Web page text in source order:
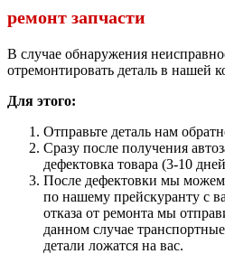
ремонт запчасти
В случае обнаружения
отремонтировать деталь в нашей
Для этого:
Отправьте деталь нам
Сразу после получения
дефектовка товара (3-10
После дефектовки мы можем
по нашему прейскуранту с
отказа от ремонта мы
данном случае
детали ложатся на вас.